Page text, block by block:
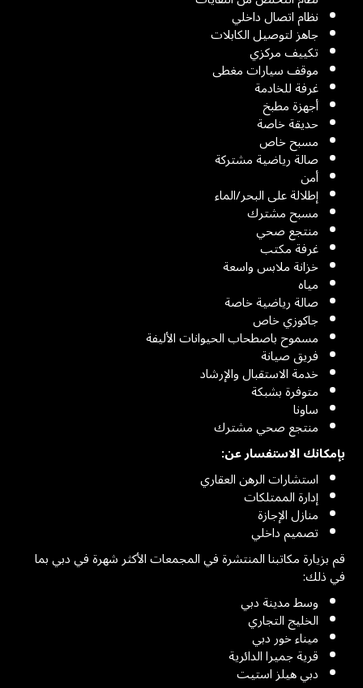
نظام اتصال داخلي
جاهز لتوصيل الكابلات
تكييف مركزي
موقف سيارات مغطى
غرفة للخادمة
أجهزة مطبخ
حديقة خاصة
مسبح خاص
صالة رياضية مشتركة
أمن
إطلالة على البحر/الماء
مسبح مشترك
منتجع صحي
غرفة مكتب
خزانة ملابس واسعة
مياه
صالة رياضية خاصة
جاكوزي خاص
مسموح باصطحاب الحيوانات الأليفة
فريق صيانة
خدمة الاستقبال والإرشاد
متوفرة بشبكة
ساونا
منتجع صحي مشترك
بإمكانك الاستفسار عن:
استشارات الرهن العقاري
إدارة الممتلكات
منازل الإجازة
تصميم داخلي
قم بزيارة مكاتبنا المنتشرة في المجمعات الأكثر شهرة في دبي بما
في ذلك:
وسط مدينة دبي
الخليج التجاري
ميناء خور دبي
قرية جميرا الدائرية
دبي هيلز استيت